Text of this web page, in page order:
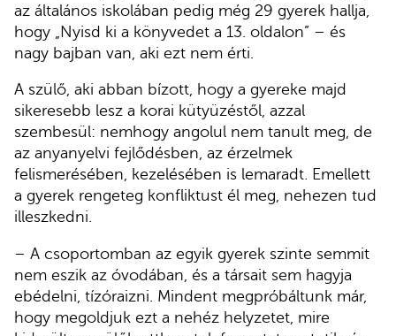
az általános iskolában pedig még 29 gyerek hallja,
hogy „Nyisd ki a könyvedet a 13. oldalon” – és
nagy bajban van, aki ezt nem érti.
A szülő, aki abban bízott, hogy a gyereke majd
sikeresebb lesz a korai kütyüzéstől, azzal
szembesül: nemhogy angolul nem tanult meg, de
az anyanyelvi fejlődésben, az érzelmek
felismerésében, kezelésében is lemaradt. Emellett
a gyerek rengeteg konfliktust él meg, nehezen tud
illeszkedni.
– A csoportomban az egyik gyerek szinte semmit
nem eszik az óvodában, és a társait sem hagyja
ebédelni, tízóraizni. Mindent megpróbáltunk már,
hogy megoldjuk ezt a nehéz helyzetet, mire